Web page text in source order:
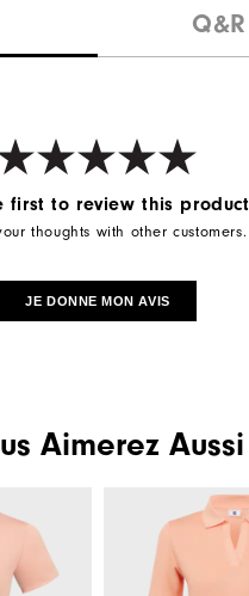
Q&R
first to review this product
thoughts with other customers.
JE DONNE MON AVIS
Aimerez Aussi